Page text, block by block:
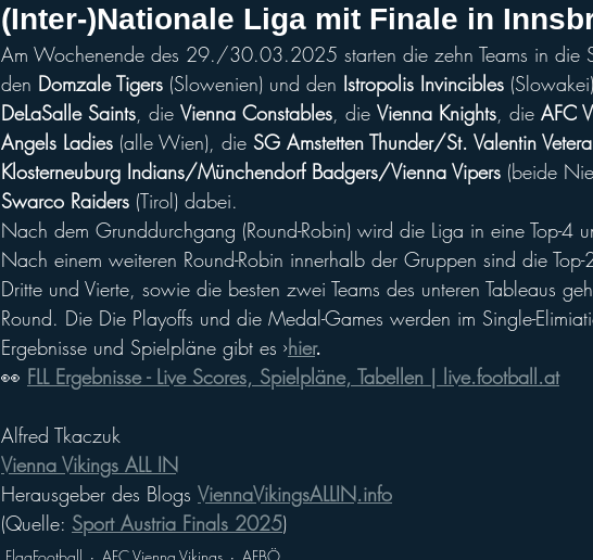
(Inter-)Nationale Liga mit Finale in
Am Wochenende des 29./30.03.2025 starten die zehn Teams in die
den Domzale Tigers (Slowenien) und den Istropolis Invincibles
DeLaSalle Saints , die Vienna Constables , die Vienna Knights , die AFC
Angels Ladies (alle Wien), die SG Amstetten Thunder/St. Valentin
Klosterneuburg Indians/Münchendorf Badgers/Vienna Vipers (beide
Swarco Raiders (Tirol) dabei.
Nach dem Grunddurchgang (Round-Robin) wird die Liga in eine Top-4
Nach einem weiteren Round-Robin innerhalb der Gruppen sind die
Dritte und Vierte, sowie die besten zwei Teams des unteren Tableaus
Round. Die Die Playoffs und die Medal-Games werden im Single-
Ergebnisse und Spielpläne gibt es ›hier.
👀 FLL Ergebnisse - Live Scores, Spielpläne, Tabellen | live.football.at
Alfred Tkaczuk
Vienna Vikings ALL IN
Herausgeber des Blogs ViennaVikingsALLIN.info
(Quelle: Sport Austria Finals 2025)
FlagFootball AFC Vienna Vikings AFBÖ